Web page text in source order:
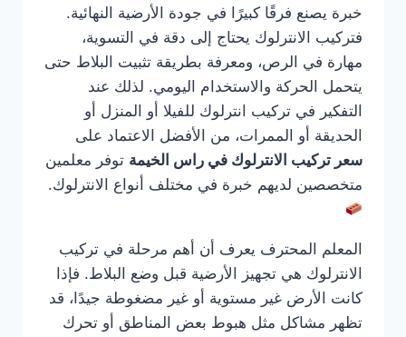
خبرة يصنع فرقًا كبيرًا في جودة الأرضية النهائية.
فتركيب الانترلوك يحتاج إلى دقة في التسوية،
مهارة في الرص، ومعرفة بطريقة تثبيت البلاط حتى
يتحمل الحركة والاستخدام اليومي. لذلك عند
التفكير في تركيب انترلوك للفيلا أو المنزل أو
الحديقة أو الممرات، من الأفضل الاعتماد على
سعر تركيب الانترلوك في راس الخيمة توفر معلمين
متخصصين لديهم خبرة في مختلف أنواع الانترلوك.
المعلم المحترف يعرف أن أهم مرحلة في تركيب
الانترلوك هي تجهيز الأرضية قبل وضع البلاط. فإذا
كانت الأرض غير مستوية أو غير مضغوطة جيدًا، قد
تظهر مشاكل مثل هبوط بعض المناطق أو تحرك